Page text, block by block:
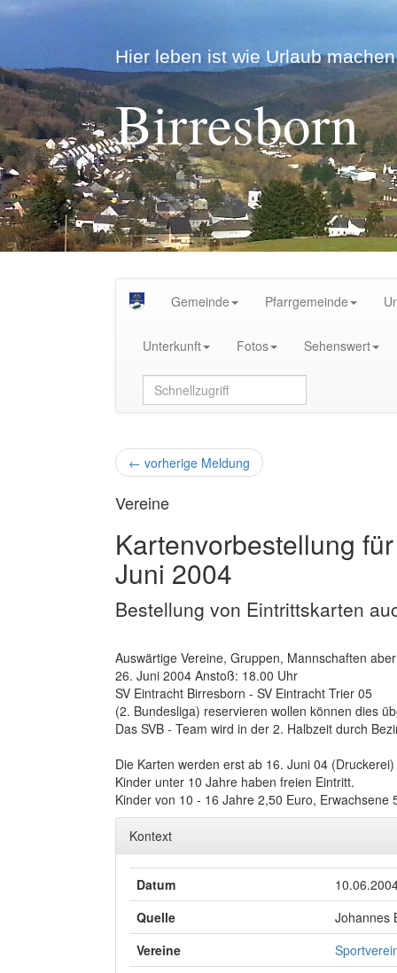
Hier leben ist wie Urlaub
Birresborn
Gemeinde Pfarrgemeinde
Unterkunft Fotos Sehenswert
← vorherige Meldung
Vereine
Kartenvorbestellung
Juni 2004
Bestellung von Eintrittskarten
Auswärtige Vereine, Gruppen, Mannschaften
26. Juni 2004 Anstoß: 18.00 Uhr
SV Eintracht Birresborn - SV Eintracht Trier 05
(2. Bundesliga) reservieren wollen können dies
Das SVB - Team wird in der 2. Halbzeit durch
Die Karten werden erst ab 16. Juni 04
Kinder unter 10 Jahre haben freien Eintritt.
Kinder von 10 - 16 Jahre 2,50 Euro, Erwachsene
Kontext
Datum
Quelle
Johannes
Vereine